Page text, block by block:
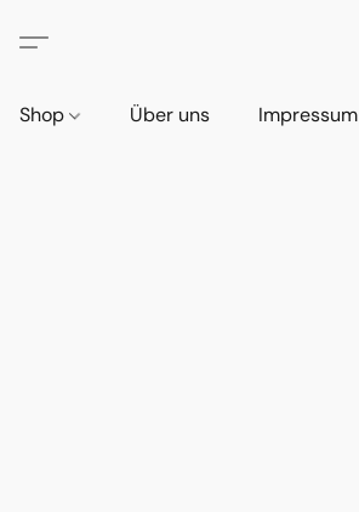
Shop Über uns Impressum